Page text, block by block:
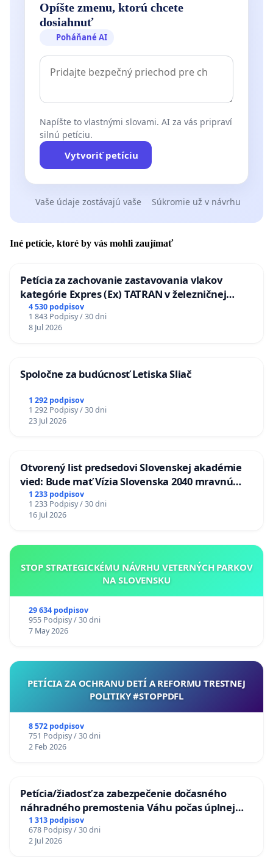
Opíšte zmenu, ktorú chcete
dosiahnuť
Poháňané AI
Napíšte to vlastnými slovami. AI za vás pripraví
silnú petíciu.
Vytvoriť petíciu
Vaše údaje zostávajú vaše Súkromie už v návrhu
Iné petície, ktoré by vás mohli zaujímať
Petícia za zachovanie zastavovania vlakov
kategórie Expres (Ex) TATRAN v železničnej
stanici Púchov
4 530 podpisov
1 843 Podpisy / 30 dni
8 Jul 2026
Spoločne za budúcnosť Letiska Sliač
1 292 podpisov
1 292 Podpisy / 30 dni
23 Jul 2026
Otvorený list predsedovi Slovenskej akadémie
vied: Bude mať Vízia Slovenska 2040 mravnú
chrbticu?
1 233 podpisov
1 233 Podpisy / 30 dni
16 Jul 2026
STOP STRATEGICKÉMU NÁVRHU VETERNÝCH PARKOV
NA SLOVENSKU
29 634 podpisov
955 Podpisy / 30 dni
7 May 2026
PETÍCIA ZA OCHRANU DETÍ A REFORMU TRESTNEJ
POLITIKY #STOPPDFL
8 572 podpisov
751 Podpisy / 30 dni
2 Feb 2026
Petícia/žiadosť za zabezpečenie dočasného
náhradného premostenia Váhu počas úplnej
uzávery Vážskeho mosta v Komárne
1 313 podpisov
678 Podpisy / 30 dni
2 Jul 2026